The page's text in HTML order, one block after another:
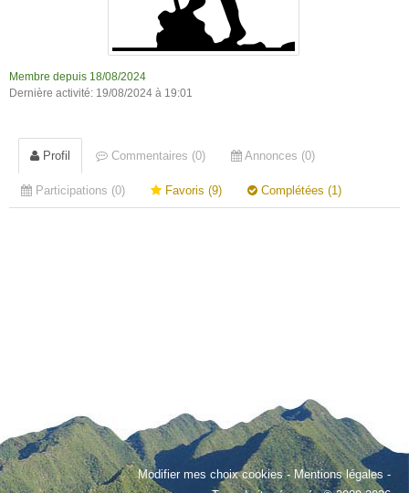
Membre depuis 18/08/2024
Dernière activité: 19/08/2024 à 19:01
Profil Commentaires (0) Annonces (0)
Participations (0) Favoris (9) Complétées (1)
Modifier mes choix cookies-Mentions légales -